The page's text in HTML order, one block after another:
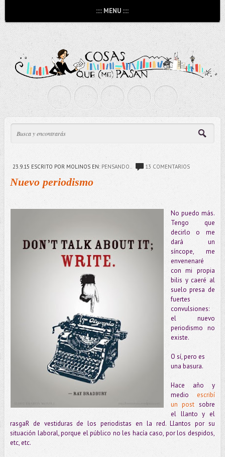
:::: MENU ::::
23.9.15 ESCRITO POR MOLINOS EN: PENSANDO.. 13 COMENTARIOS
Nuevo periodismo
No puedo más.
Tengo que
decirlo o me
dará un
síncope, me
envenenaré
con mi propia
bilis y caeré al
suelo presa de
fuertes
convulsiones:
el nuevo
periodismo no
existe.
O sí, pero es
una basura.
Hace año y
medioescribí
un postsobre
el llanto y el
rasgaR de vestiduras de los periodistas en la red. Llantos por su
situación laboral, porque el público no les hacía caso, por los despidos,
etc, etc.